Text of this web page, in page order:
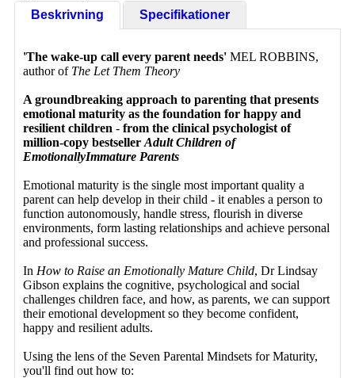
Beskrivning
Specifikationer
'The wake-up call every parent needs' MEL ROBBINS,
author of The Let Them Theory
A groundbreaking approach to parenting that presents
emotional maturity as the foundation for happy and
resilient children - from the clinical psychologist of
million-copy bestseller Adult Children of
EmotionallyImmature Parents
Emotional maturity is the single most important quality a
parent can help develop in their child - it enables a person to
function autonomously, handle stress, flourish in diverse
environments, form lasting relationships and achieve personal
and professional success.
In How to Raise an Emotionally Mature Child, Dr Lindsay
Gibson explains the cognitive, psychological and social
challenges children face, and how, as parents, we can support
their emotional development so they become confident,
happy and resilient adults.
Using the lens of the Seven Parental Mindsets for Maturity,
you'll find out how to: